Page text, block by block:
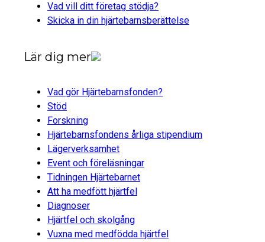
Vad vill ditt företag stödja?
Skicka in din hjärtebarnsberättelse
Lär dig mer
Vad gör Hjärtebarnsfonden?
Stöd
Forskning
Hjärtebarnsfondens årliga stipendium
Lägerverksamhet
Event och föreläsningar
Tidningen Hjärtebarnet
Att ha medfött hjärtfel
Diagnoser
Hjärtfel och skolgång
Vuxna med medfödda hjärtfel